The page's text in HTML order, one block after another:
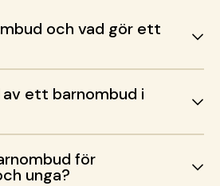
och vad gör ett
ett barnombud i
för
unga?